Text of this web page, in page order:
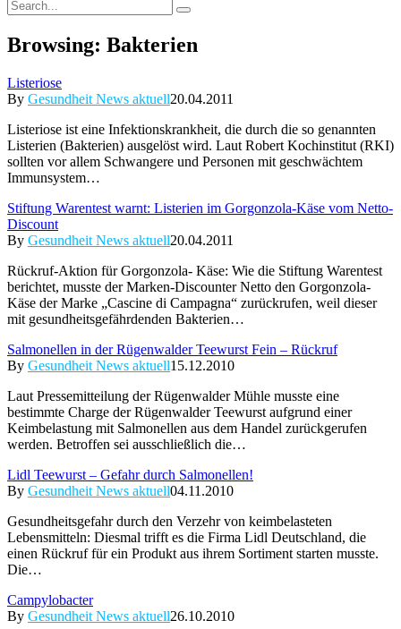
Browsing: Bakterien
Listeriose
By Gesundheit News aktuell20.04.2011
Listeriose ist eine Infektionskrankheit, die durch die so genannten
Listerien (Bakterien) ausgelöst wird. Laut Robert Kochinstitut (RKI)
sollten vor allem Schwangere und Personen mit geschwächtem
Immunsystem…
Stiftung Warentest warnt: Listerien im Gorgonzola-Käse vom Netto-
Discount
By Gesundheit News aktuell20.04.2011
Rückruf-Aktion für Gorgonzola- Käse: Wie die Stiftung Warentest
berichtet, musste der Marken-Discounter Netto den Gorgonzola-
Käse der Marke „Cascine di Campagna“ zurückrufen, weil dieser
mit gesundheitsgefährdenden Bakterien…
Salmonellen in der Rügenwalder Teewurst Fein – Rückruf
By Gesundheit News aktuell15.12.2010
Laut Pressemitteilung der Rügenwalder Mühle musste eine
bestimmte Charge der Rügenwalder Teewurst aufgrund einer
Keimbelastung mit Salmonellen aus dem Handel zurückgerufen
werden. Betroffen sei ausschließlich die…
Lidl Teewurst – Gefahr durch Salmonellen!
By Gesundheit News aktuell04.11.2010
Gesundheitsgefahr durch den Verzehr von keimbelasteten
Lebensmitteln: Diesmal trifft es die Firma Lidl Deutschland, die
einen Rückruf für ein Produkt aus ihrem Sortiment starten musste.
Die…
Campylobacter
By Gesundheit News aktuell26.10.2010